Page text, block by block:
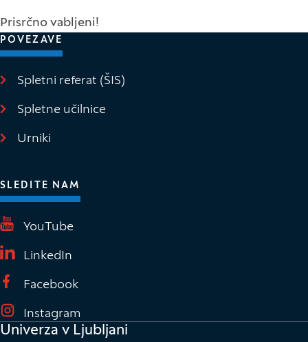
Prisrčno vabljeni!
POVEZAVE
Spletni referat (ŠIS)
Spletne učilnice
Urniki
SLEDITE NAM
YouTube
LinkedIn
Facebook
Instagram
Univerza v Ljubljani